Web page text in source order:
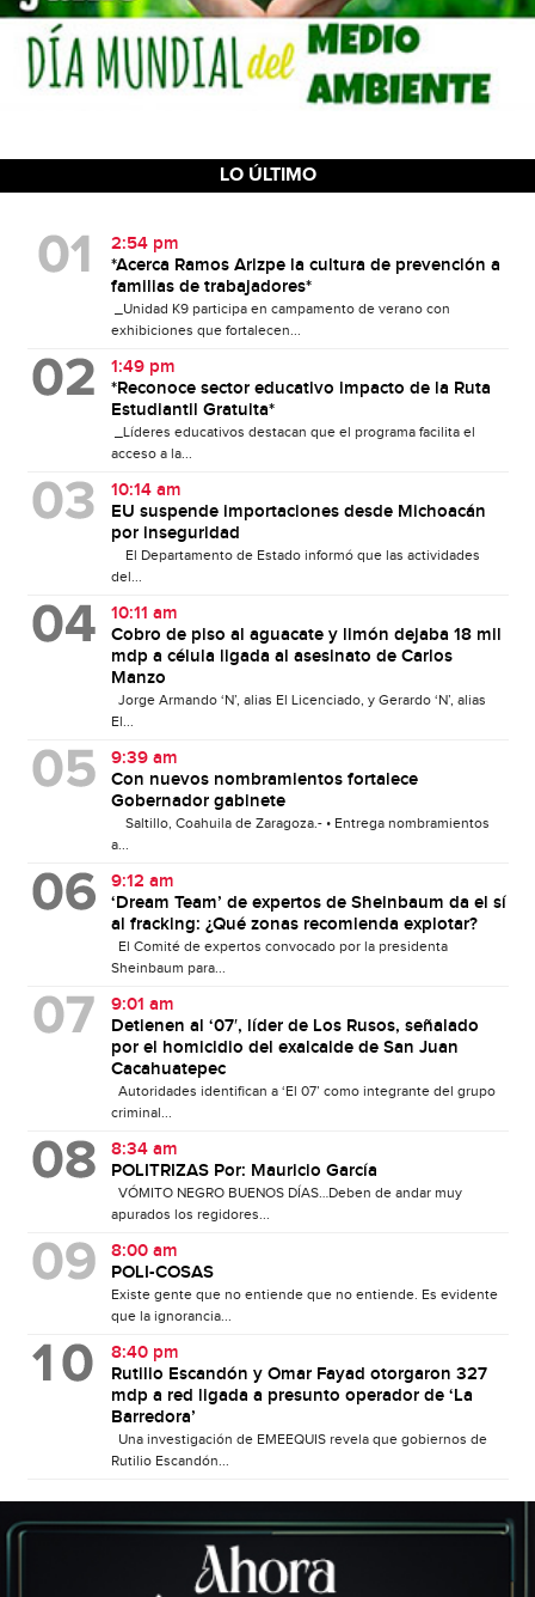
LO ÚLTIMO
2:54 pm
*Acerca Ramos Arizpe la cultura de prevención a
familias de trabajadores*
_Unidad K9 participa en campamento de verano con
exhibiciones que fortalecen...
1:49 pm
*Reconoce sector educativo impacto de la Ruta
Estudiantil Gratuita*
_Líderes educativos destacan que el programa facilita el
acceso a la...
10:14 am
EU suspende importaciones desde Michoacán
por inseguridad
El Departamento de Estado informó que las actividades
del...
10:11 am
Cobro de piso al aguacate y limón dejaba 18 mil
mdp a célula ligada al asesinato de Carlos
Manzo
Jorge Armando ‘N’, alias El Licenciado, y Gerardo ‘N’, alias
El...
9:39 am
Con nuevos nombramientos fortalece
Gobernador gabinete
Saltillo, Coahuila de Zaragoza.- • Entrega nombramientos
a...
9:12 am
‘Dream Team’ de expertos de Sheinbaum da el sí
al fracking: ¿Qué zonas recomienda explotar?
El Comité de expertos convocado por la presidenta
Sheinbaum para...
9:01 am
Detienen al ‘07′, líder de Los Rusos, señalado
por el homicidio del exalcalde de San Juan
Cacahuatepec
Autoridades identifican a ‘El 07’ como integrante del grupo
criminal...
8:34 am
POLITRIZAS Por: Mauricio García
VÓMITO NEGRO BUENOS DÍAS…Deben de andar muy
apurados los regidores...
8:00 am
POLI-COSAS
Existe gente que no entiende que no entiende. Es evidente
que la ignorancia...
8:40 pm
Rutilio Escandón y Omar Fayad otorgaron 327
mdp a red ligada a presunto operador de ‘La
Barredora’
Una investigación de EMEEQUIS revela que gobiernos de
Rutilio Escandón...